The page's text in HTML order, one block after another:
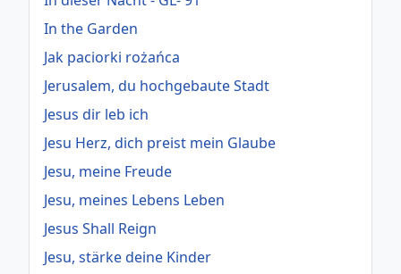
In the Garden
Jak paciorki rożańca
Jerusalem, du hochgebaute Stadt
Jesus dir leb ich
Jesu Herz, dich preist mein Glaube
Jesu, meine Freude
Jesu, meines Lebens Leben
Jesus Shall Reign
Jesu, stärke deine Kinder